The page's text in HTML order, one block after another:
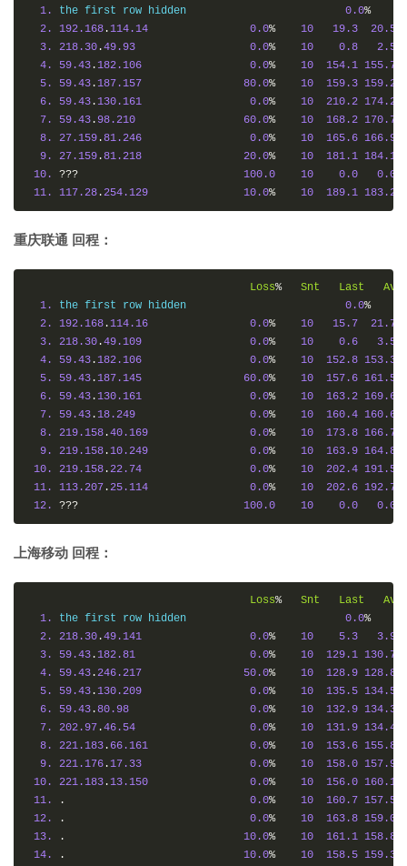
1.
the first row hidden 0.0%
2.
192.168 . 114.14 0.0% 10 19.3
20.5
3.
218.30 .49.93 0.0% 10 0.8
2.5
4.
59.43 . 182.106 0.0% 10 154.1 155.7
5.
59.43 . 187.157 80.0% 10 159.3 159.2
6.
59.43 . 130.161 0.0% 10 210.2 174.2
7.
59.43 .98.210 60.0% 10 168.2 170.7
8.
27.159 .81.246 0.0% 10 165.6 166.9
9.
27.159 .81.218 20.0% 10 181.1 184.1
10.
??? 100.0 10 0.0
0.0
11.
117.28 .254.129 10.0% 10 189.1 183.2
重庆联通 回程：
Loss% Snt Last
Avg
1.
the first row hidden 0.0%
2.
192.168 . 114.16 0.0% 10 15.7
21.7
3.
218.30 .49.109 0.0% 10 0.6
3.5
4.
59.43 . 182.106 0.0% 10 152.8 153.3
5.
59.43 . 187.145 60.0% 10 157.6 161.5
6.
59.43 . 130.161 0.0% 10 163.2 169.6
7.
59.43 . 18.249 0.0% 10 160.4 160.6
8.
219.158 .40.169 0.0% 10 173.8 166.7
9.
219.158 . 10.249 0.0% 10 163.9 164.8
10.
219.158 .22.74 0.0% 10 202.4 191.5
11.
113.207 .25.114 0.0% 10 202.6 192.7
12.
??? 100.0 10 0.0 0.0
上海移动 回程：
Loss% Snt Last
Avg
1.
the first row hidden 0.0%
2.
218.30 .49.141 0.0% 10 5.3
3.9
3.
59.43 . 182.81 0.0% 10 129.1 130.7
4.
59.43 .246.217 50.0% 10 128.9 128.8
5.
59.43 . 130.209 0.0% 10 135.5 134.5
6.
59.43 .80.98 0.0% 10 132.9 134.3
7.
202.97 .46.54 0.0% 10 131.9 134.4
8.
221.183 . 66.161 0.0% 10 153.6 155.8
9.
221.176 . 17.33 0.0% 10 158.0 157.9
10.
221.183 . 13.150 0.0% 10 156.0 160.1
11.
. 0.0% 10 160.7 157.5
12.
. 0.0% 10 163.8 159.0
13.
. 10.0% 10 161.1 158.8
14.
. 10.0% 10 158.5 159.3